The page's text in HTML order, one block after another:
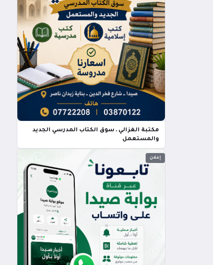
مكتبة الغزالي ـ سوق الكتاب المدرسي الجديد
والمستعمل
إعلان